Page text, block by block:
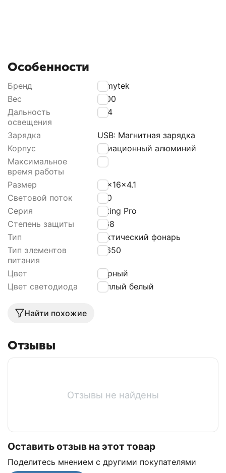
Особенности
Бренд
Armytek
Вес
1000
Дальность
освещения
284
Зарядка
USВ: Магнитная зарядка
Корпус
Авиационный алюминий
Максимальное
время работы
32
Размер
4.1x16x4.1
Световой поток
700
Серия
Viking Pro
Степень защиты
IР68
Тип
Тактический фонарь
Тип элементов
питания
18650
Цвет
Чёрный
Цвет светодиода
Тёплый белый
Найти похожие
Отзывы
Отзывы не найдены
Оставить отзыв на этот товар
Поделитесь мнением с другими покупателями